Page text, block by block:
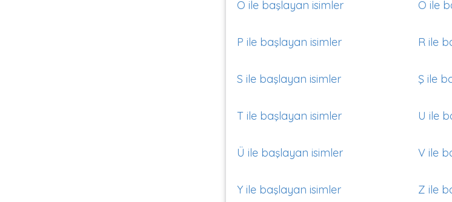
O ile başlayan isimler Ö ile
P ile başlayan isimler R ile
S ile başlayan isimler Ş ile
T ile başlayan isimler U ile
Ü ile başlayan isimler V ile
Y ile başlayan isimler Z ile